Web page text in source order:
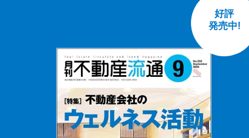
好評
発売中!